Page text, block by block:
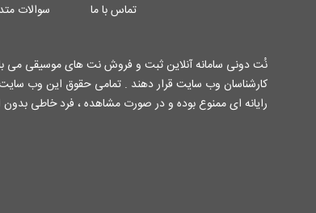
تماس با ما سوالات
نُت دونی سامانه آنلاین ثبت و فروش نت های موسیقی می
رایانه ای ممنوع بوده و در صورت مشاهده ، فرد خاطی